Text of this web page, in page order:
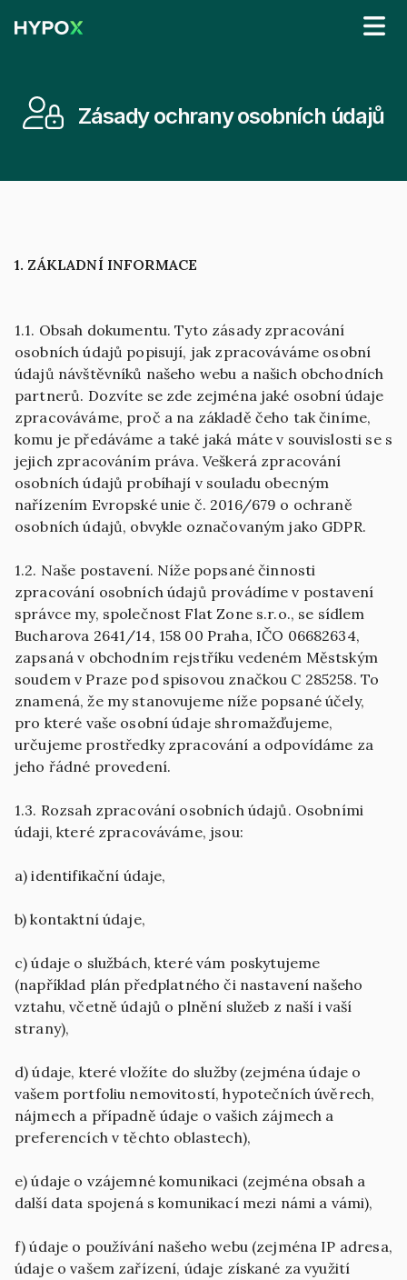
Zásady ochrany osobních údajů
1. ZÁKLADNÍ INFORMACE
1.1. Obsah dokumentu. Tyto zásady zpracování
osobních údajů popisují, jak zpracováváme osobní
údajů návštěvníků našeho webu a našich obchodních
partnerů. Dozvíte se zde zejména jaké osobní údaje
zpracováváme, proč a na základě čeho tak činíme,
komu je předáváme a také jaká máte v souvislosti se s
jejich zpracováním práva. Veškerá zpracování
osobních údajů probíhají v souladu obecným
nařízením Evropské unie č. 2016/679 o ochraně
1.2. Naše postavení. Níže popsané činnosti
zpracování osobních údajů provádíme v postavení
správce my, společnost Flat Zone s.r.o., se sídlem
Bucharova 2641/14, 158 00 Praha, IČO 06682634,
zapsaná v obchodním rejstříku vedeném Městským
soudem v Praze pod spisovou značkou C 285258. To
znamená, že my stanovujeme níže popsané účely,
pro které vaše osobní údaje shromažďujeme,
určujeme prostředky zpracování a odpovídáme za
1.3. Rozsah zpracování osobních údajů. Osobními
údaji, které zpracováváme, jsou:
a) identifikační údaje,
b) kontaktní údaje,
c) údaje o službách, které vám poskytujeme
(například plán předplatného či nastavení našeho
vztahu, včetně údajů o plnění služeb z naší i vaší
strany),
d) údaje, které vložíte do služby (zejména údaje o
vašem portfoliu nemovitostí, hypotečních úvěrech,
nájmech a případně údaje o vašich zájmech a
preferencích v těchto oblastech),
e) údaje o vzájemné komunikaci (zejména obsah a
další data spojená s komunikací mezi námi a vámi),
f) údaje o používání našeho webu (zejména IP adresa,
údaje o vašem zařízení, údaje získané za využití